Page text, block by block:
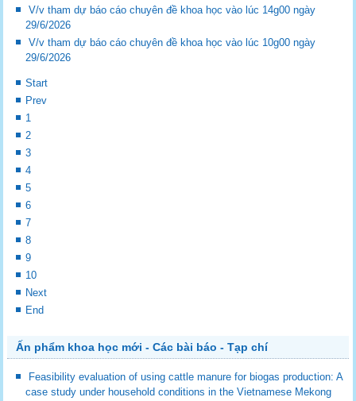
V/v tham dự báo cáo chuyên đề khoa học vào lúc 14g00 ngày
29/6/2026
V/v tham dự báo cáo chuyên đề khoa học vào lúc 10g00 ngày
29/6/2026
Start
Prev
1
2
3
4
5
6
7
8
9
10
Next
End
Ấn phẩm khoa học mới - Các bài báo - Tạp chí
Feasibility evaluation of using cattle manure for biogas production: A
case study under household conditions in the Vietnamese Mekong